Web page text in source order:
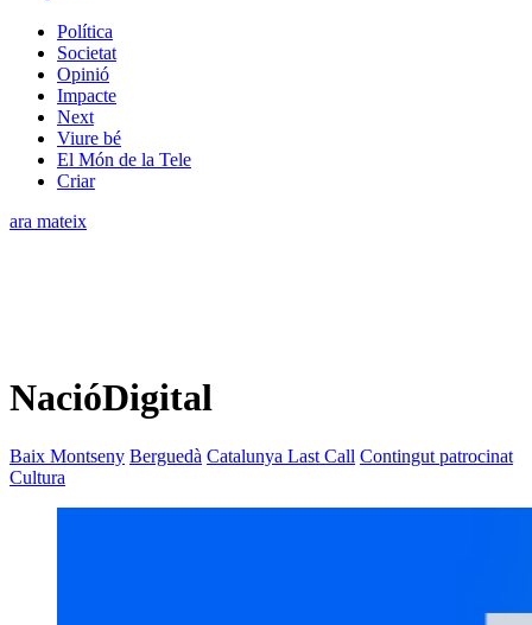
Política
Societat
Opinió
Impacte
Next
Viure bé
El Món de la Tele
Criar
ara mateix
NacióDigital
Baix Montseny Berguedà Catalunya Last Call Contingut patrocinat
Cultura